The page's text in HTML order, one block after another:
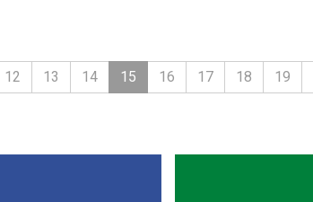
12 13 14 15 16 17 18 19